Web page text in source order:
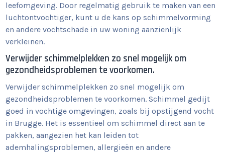
leefomgeving. Door regelmatig gebruik te maken van een
luchtontvochtiger, kunt u de kans op schimmelvorming
en andere vochtschade in uw woning aanzienlijk
verkleinen.
Verwijder schimmelplekken zo snel mogelijk om
gezondheidsproblemen te voorkomen.
Verwijder schimmelplekken zo snel mogelijk om
gezondheidsproblemen te voorkomen. Schimmel gedijt
goed in vochtige omgevingen, zoals bij opstijgend vocht
in Brugge. Het is essentieel om schimmel direct aan te
pakken, aangezien het kan leiden tot
ademhalingsproblemen, allergieën en andere